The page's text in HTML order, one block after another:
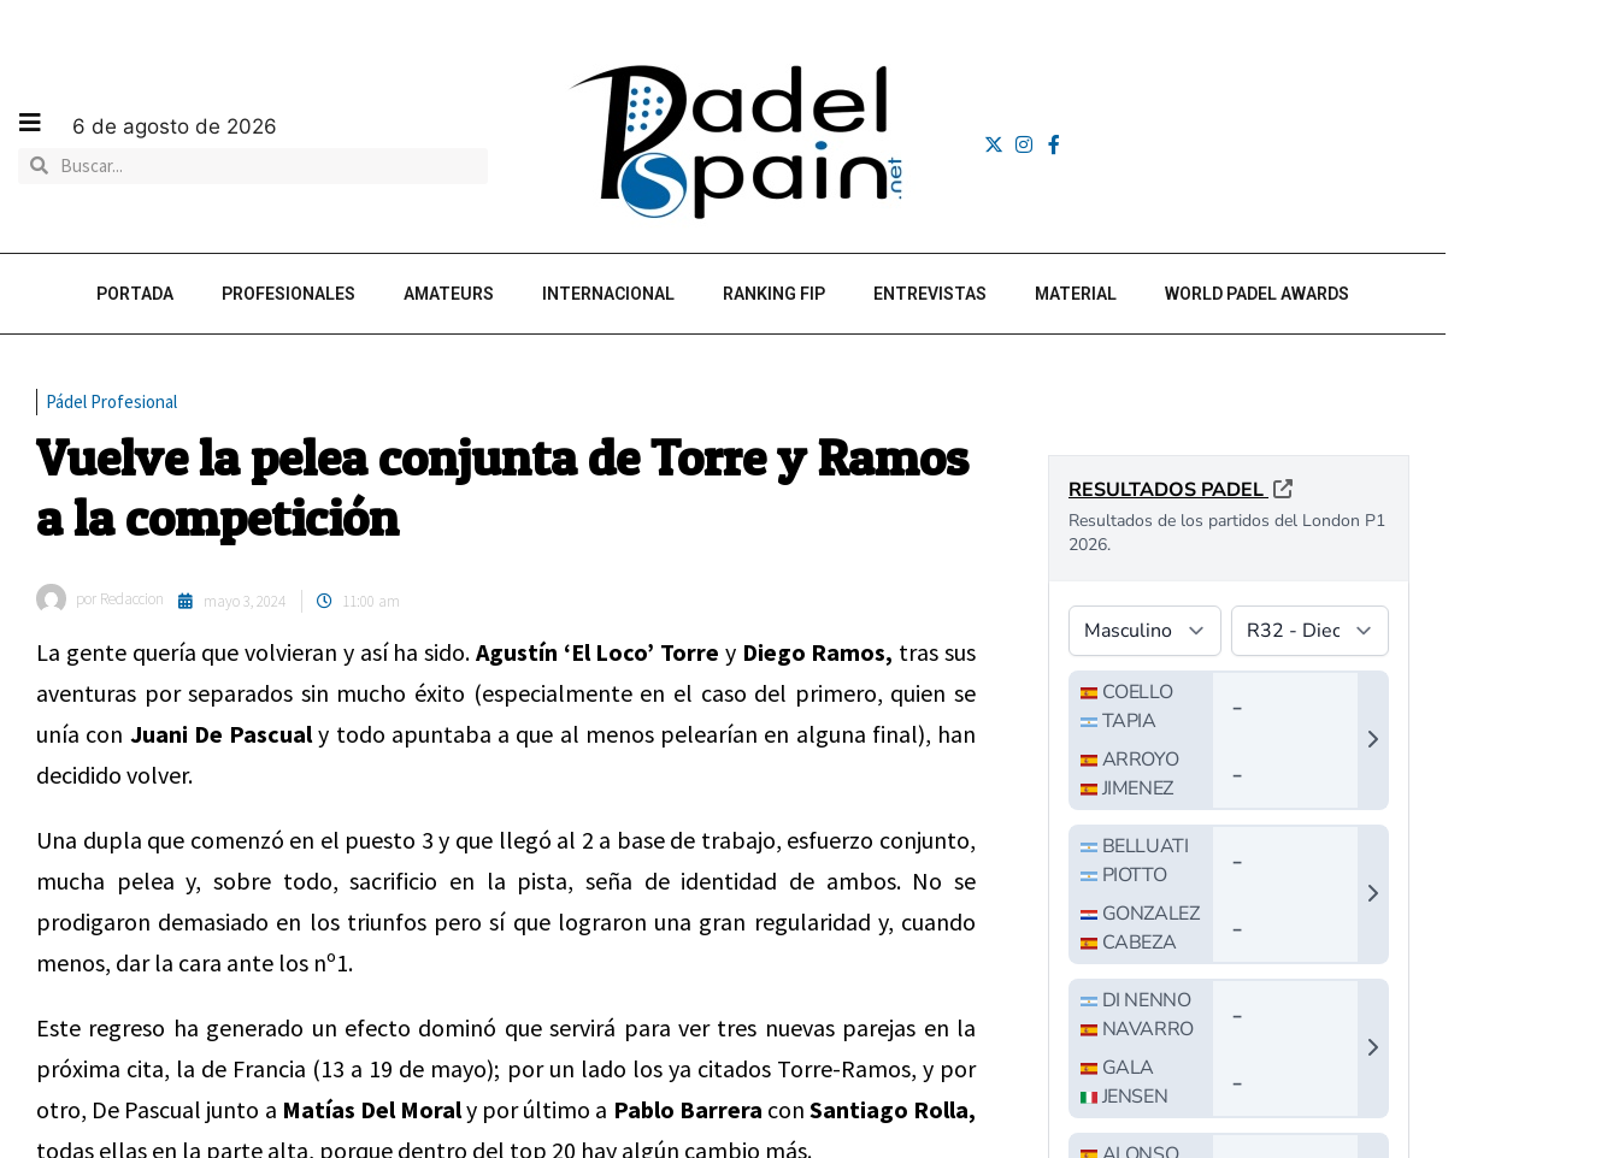
6 de agosto de 2026
PORTADA PROFESIONALES AMATEURS INTERNACIONAL RANKING FIP ENTREVISTAS MATERIAL WORLD PADEL AWARDS
Pádel Profesional
Vuelve la pelea conjunta de Torre y Ramos
a la competición
por Redaccion mayo 3, 2024 11:00 am
La gente quería que volvieran y así ha sido. Agustín ‘El Loco’ Torre y Diego Ramos, tras sus
aventuras por separados sin mucho éxito (especialmente en el caso del primero, quien se
unía con Juani De Pascualy todo apuntaba a que al menos pelearían en alguna final), han
decidido volver.
Una dupla que comenzó en el puesto 3 y que llegó al 2 a base de trabajo, esfuerzo conjunto,
mucha pelea y, sobre todo, sacrificio en la pista, seña de identidad de ambos. No se
prodigaron demasiado en los triunfos pero sí que lograron una gran regularidad y, cuando
menos, dar la cara ante los nº1.
Este regreso ha generado un efecto dominó que servirá para ver tres nuevas parejas en la
próxima cita, la de Francia (13 a 19 de mayo); por un lado los ya citados Torre-Ramos, y por
otro, De Pascual junto a Matías Del Moraly por último a Pablo Barrera con Santiago Rolla,
todas ellas en la parte alta, porque dentro del top 20 hay algún cambio más.